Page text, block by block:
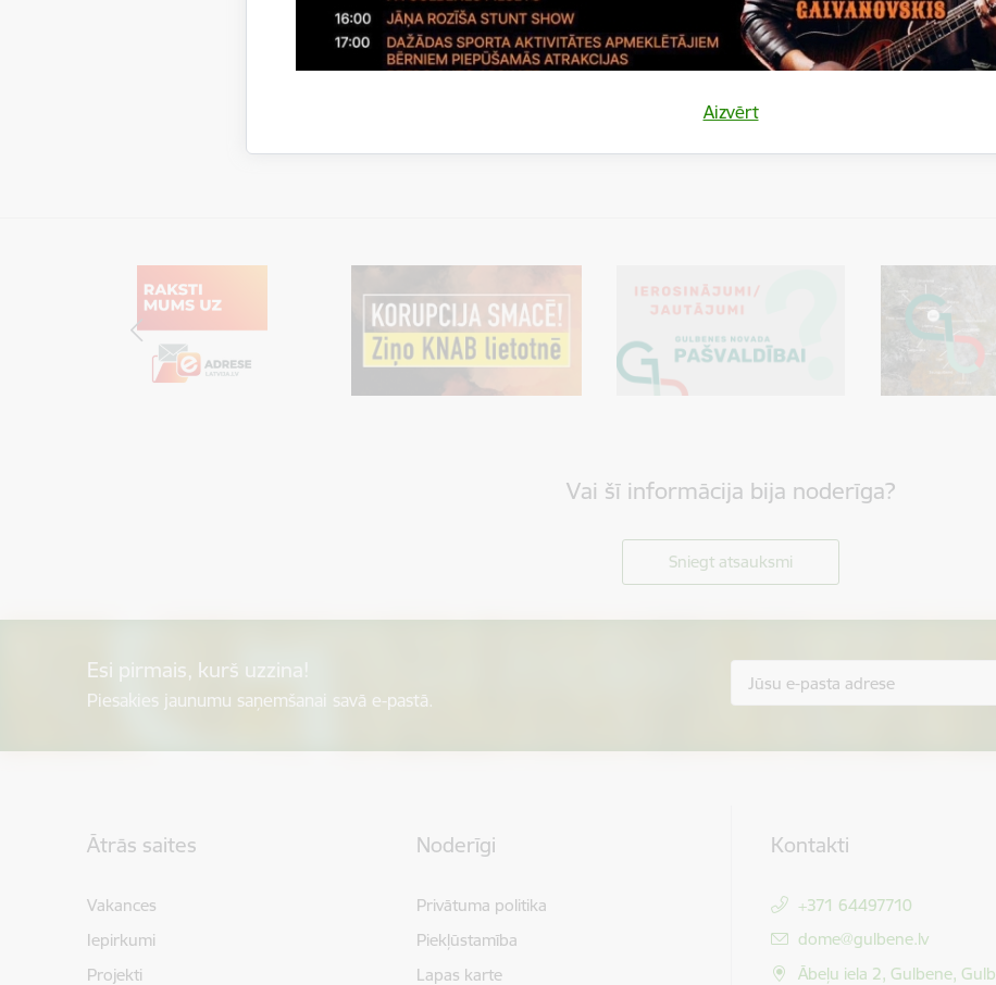
Aizvērt
Saistītas tēmas
Pašvaldību vēlēšanas 2025
Vai šī informācija bija noderīga?
Sniegt atsauksmi
Esi pirmais, kurš uzzina!
Piesakies jaunumu saņemšanai savā e-pastā.
Ātrās saites
Vakances
Iepirkumi
Projekti
Noderīgi
Privātuma politika
Piekļūstamība
Lapas karte
Kontakti
+371 64497710
E-pasts:
dome@gulbene.lv
Ābeļu iela 2, Gulbene,